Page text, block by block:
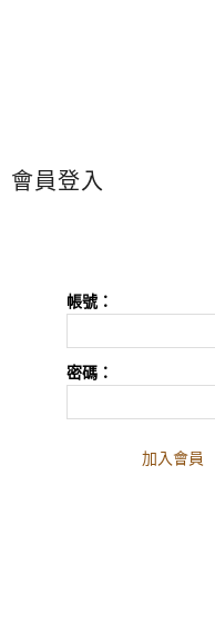
會員登入
帳號：
密碼：
加入會員